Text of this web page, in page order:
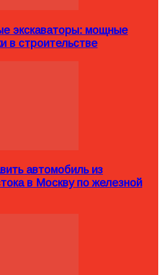
экскаваторы: мощные
в строительстве
автомобиль из
в Москву по железной